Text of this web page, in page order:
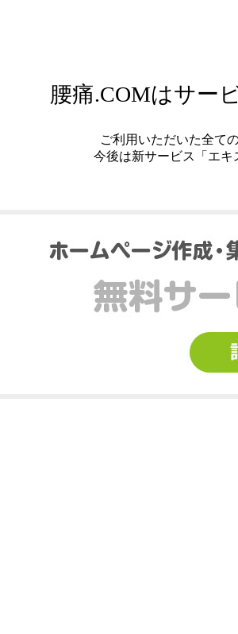
腰痛.COMはサー
ご利用いただいた全て
今後は新サービス「エ